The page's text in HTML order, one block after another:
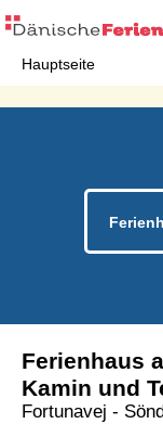
Hauptseite
Ferienhaus
Kamin und
Fortunavej -